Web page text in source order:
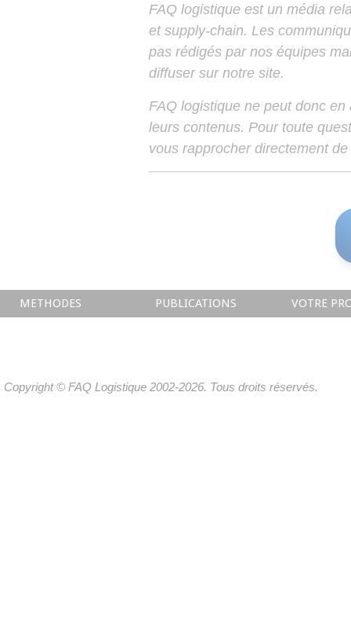
FAQ logistique est un média
et supply-chain. Les
pas rédigés par nos équipes
diffuser sur notre site.
FAQ logistique ne peut donc
leurs contenus. Pour toute
vous rapprocher directement
METHODES PUBLICATIONS VOTRE
Copyright © FAQ Logistique 2002-2026. Tous droits réservés.